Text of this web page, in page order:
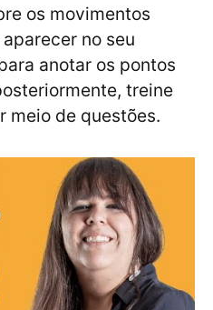
os movimentos
no seu
anotar os pontos
treine
meio de questões.